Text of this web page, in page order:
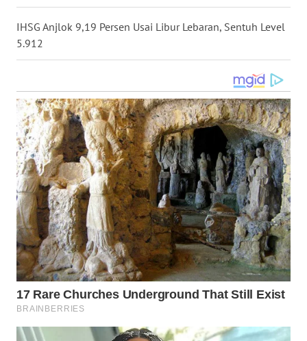
IHSG Anjlok 9,19 Persen Usai Libur Lebaran, Sentuh Level
5.912
WN
NIAS
WN
WN
TAPANULI
SELATAN
WN
TANJUNG
LESUNG
WN
KARO
WN
SIMALUNGUN